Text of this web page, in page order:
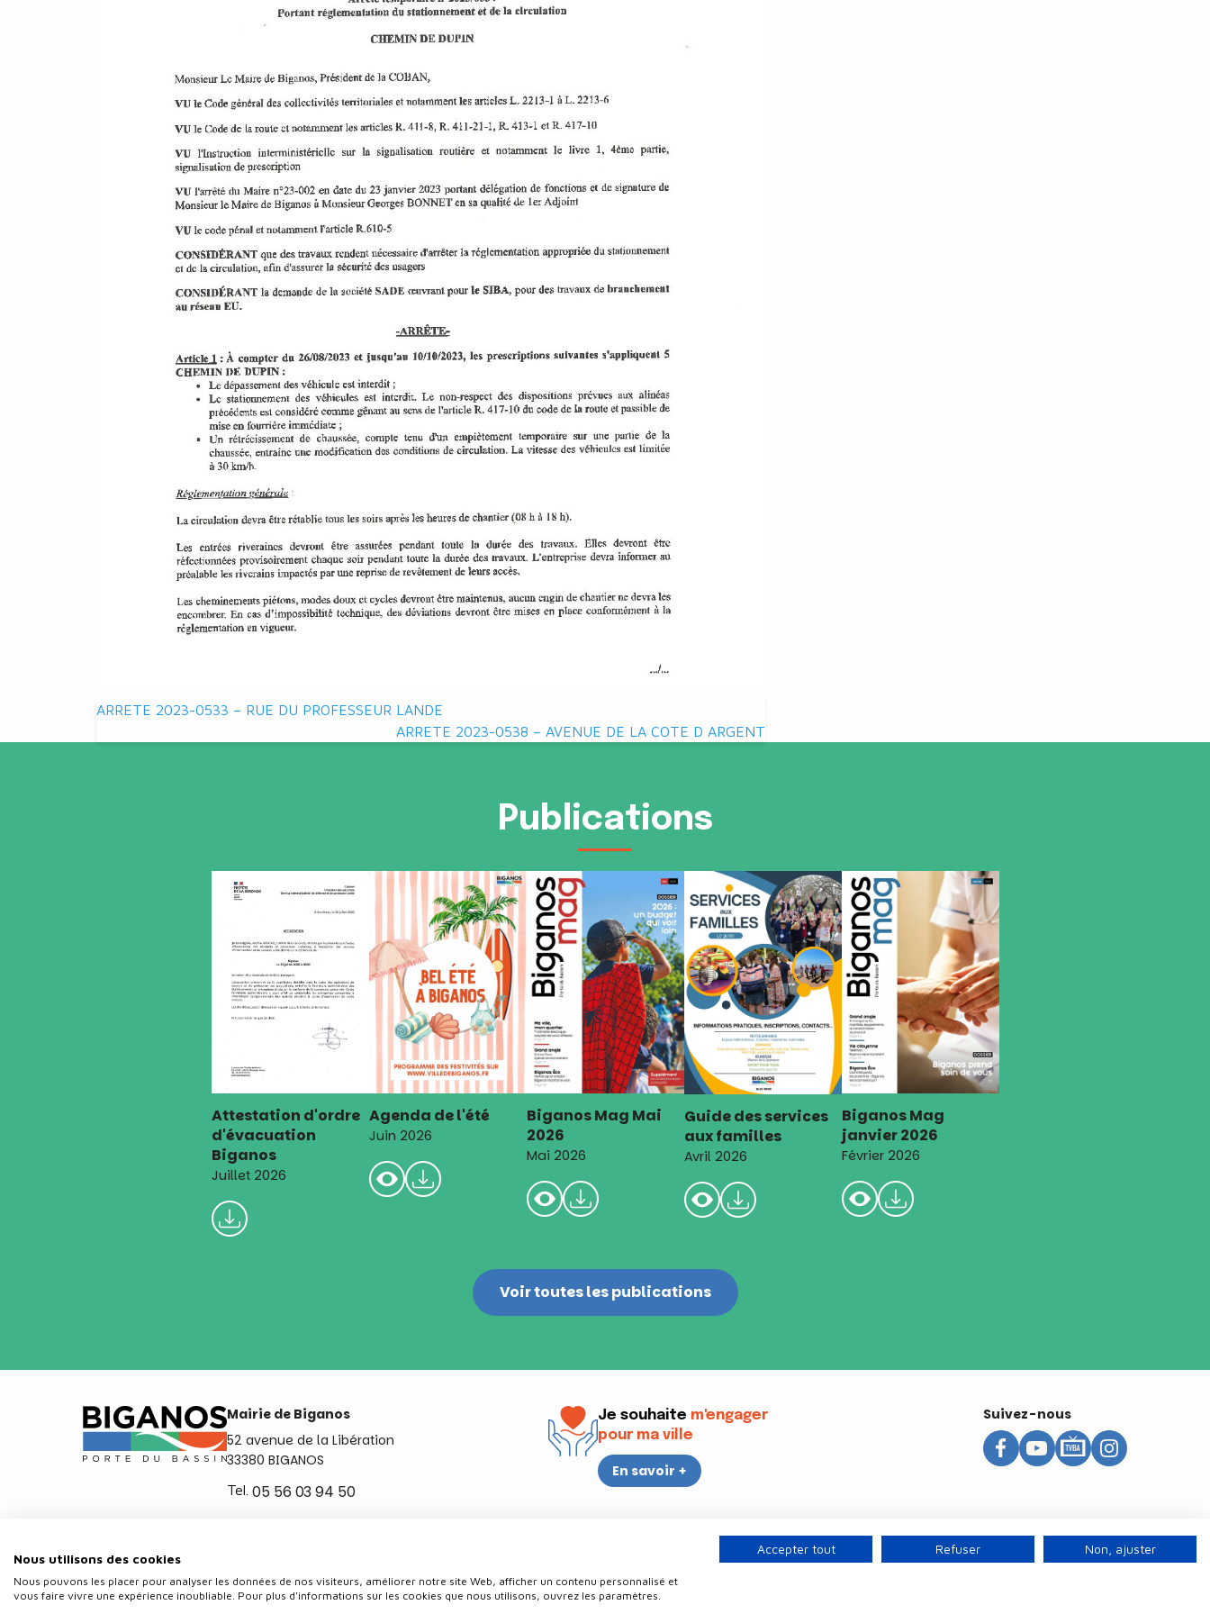
Navigation
ARRETE 2023-0533 – RUE DU PROFESSEUR LANDE
ARRETE 2023-0538 – AVENUE DE LA COTE D ARGENT
Publications
Attestation d'ordre
d'évacuation
Biganos
Juillet 2026
Agenda de l'été
Juin 2026
Biganos Mag Mai
2026
Mai 2026
Guide des services
aux familles
Avril 2026
Biganos Mag
janvier 2026
Février 2026
Voir toutes les publications
Mairie de Biganos
52 avenue de la Libération
33380 BIGANOS
Tel. 05 56 03 94 50
Je souhaite m'engager
pour ma ville
En savoir +
Suivez-nous
ContactPolitique de confidentialitéPlan du site
Nous utilisons des cookies
Nous pouvons les placer pour analyser les données de nos visiteurs, améliorer notre site Web, afficher un contenu personnalisé et
vous faire vivre une expérience inoubliable. Pour plus d'informations sur les cookies que nous utilisons, ouvrez les paramètres.
Accepter tout Refuser Non, ajuster